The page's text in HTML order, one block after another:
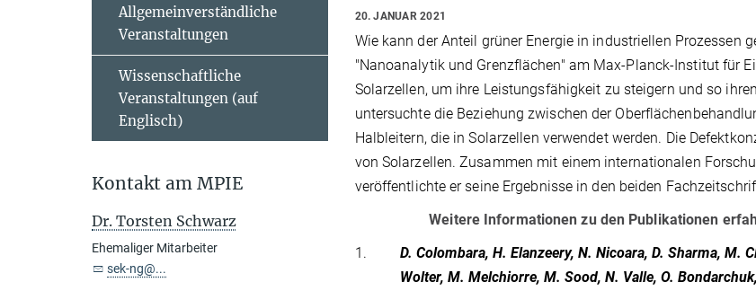
20. JANUAR 2021
Wie kann der Anteil grüner Energie in industriellen Prozessen
"Nanoanalytik und Grenzflächen" am Max-Planck-Institut für
Solarzellen, um ihre Leistungsfähigkeit zu steigern und so
untersuchte die Beziehung zwischen der
Halbleitern, die in Solarzellen verwendet werden. Die
von Solarzellen. Zusammen mit einem internationalen
veröffentlichte er seine Ergebnisse in den beiden
Weitere Informationen zu den Publikationen
1.
D. Colombara, H. Elanzeery, N. Nicoara, D. Sharma, M.
Wolter, M. Melchiorre, M. Sood, N. Valle, O.
Allgemeinverständliche
Veranstaltungen
Wissenschaftliche
Veranstaltungen (auf
Englisch)
Kontakt am MPIE
Dr. Torsten Schwarz
Ehemaliger Mitarbeiter
sek-ng@...